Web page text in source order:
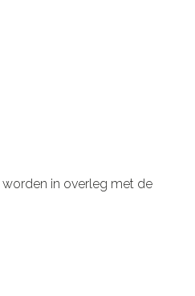
in overleg met de